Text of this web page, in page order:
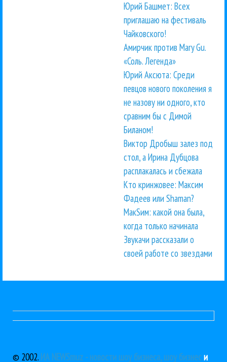
Юрий Башмет: Всех
приглашаю на фестиваль
Чайковского!
Амирчик против Mary Gu.
«Соль. Легенда»
Юрий Аксюта: Среди
певцов нового поколения я
не назову ни одного, кто
сравним бы с Димой
Биланом!
Виктор Дробыш залез под
стол, а Ирина Дубцова
расплакалась и сбежала
Кто кринжовее: Максим
Фадеев или Shaman?
МакSим: какой она была,
когда только начинала
Звукачи рассказали о
своей работе со звездами
© 2002. ИА NEWSmuz - новости шоу бизнеса, шоу бизнеси